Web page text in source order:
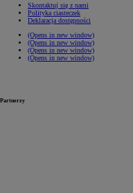
Skontaktuj się z nami
Polityka ciasteczek
Deklaracja dostępności
(Opens in new window)
(Opens in new window)
(Opens in new window)
(Opens in new window)
Partnerzy